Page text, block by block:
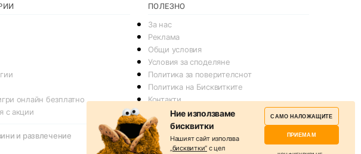
онлайн безплатно
с акции
ПОЛЕЗНО
За нас
Реклама
Общи условия
Условия за споделяне
Политика за поверителснот
Политика на Бисквитките
Контакти
и развлечение
Ние използваме
бисквитки
Нашият сайт използва
„бисквитки“ с цел
САМО НАЛОЖАЩИТЕ
ПРИЕМАМ